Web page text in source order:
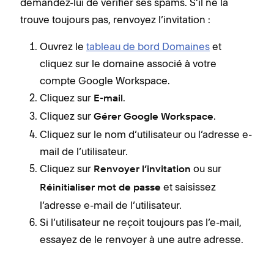
demandez-lui de vérifier ses spams. S’il ne la
trouve toujours pas, renvoyez l’invitation :
Ouvrez le tableau de bord Domaines et
cliquez sur le domaine associé à votre
compte Google Workspace.
Cliquez sur E-mail .
Cliquez sur Gérer Google Workspace.
Cliquez sur le nom d’utilisateur ou l’adresse e-
mail de l’utilisateur.
Cliquez sur Renvoyer l’invitation ou sur
Réinitialiser mot de passe et saisissez
l’adresse e-mail de l’utilisateur.
Si l’utilisateur ne reçoit toujours pas l’e-mail,
essayez de le renvoyer à une autre adresse.